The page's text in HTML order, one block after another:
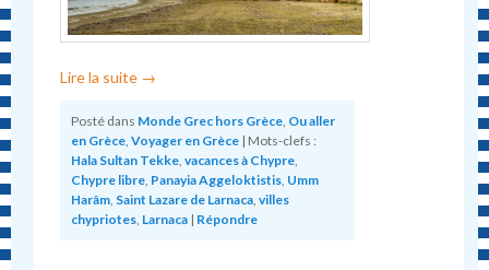
Lire la suite →
Posté dans Monde Grec hors Grèce Ou aller
en Grèce ,Voyager en Grèce | Mots-clefs :
Hala Sultan Tekke ,vacances à Chypre
Chypre libre Panayia Aggeloktistis Umm
Harâm Saint Lazare de Larnaca ,villes
chypriotes Larnaca | Répondre